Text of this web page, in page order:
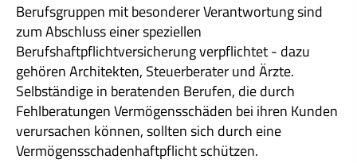
Berufsgruppen mit besonderer Verantwortung sind
zum Abschluss einer speziellen
Berufshaftpflichtversicherung verpflichtet - dazu
gehören Architekten, Steuerberater und Ärzte.
Selbständige in beratenden Berufen, die durch
Fehlberatungen Vermögensschäden bei ihren Kunden
verursachen können, sollten sich durch eine
Vermögensschadenhaftpflicht schützen.